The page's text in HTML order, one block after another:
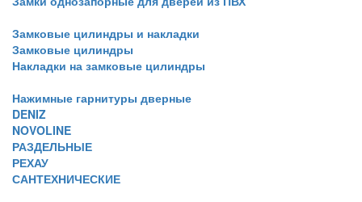
Замковые цилиндры и накладки
Замковые цилиндры
Накладки на замковые цилиндры
Нажимные гарнитуры дверные
DENIZ
NOVOLINE
РАЗДЕЛЬНЫЕ
РЕХАУ
САНТЕХНИЧЕСКИЕ